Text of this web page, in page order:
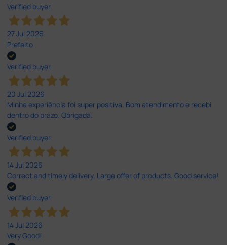
Verified buyer
27 Jul 2026
Prefeito
Verified buyer
20 Jul 2026
Minha experiência foi super positiva. Bom atendimento e recebi
dentro do prazo. Obrigada.
Verified buyer
14 Jul 2026
Correct and timely delivery. Large offer of products. Good service!
Verified buyer
14 Jul 2026
Very Good!